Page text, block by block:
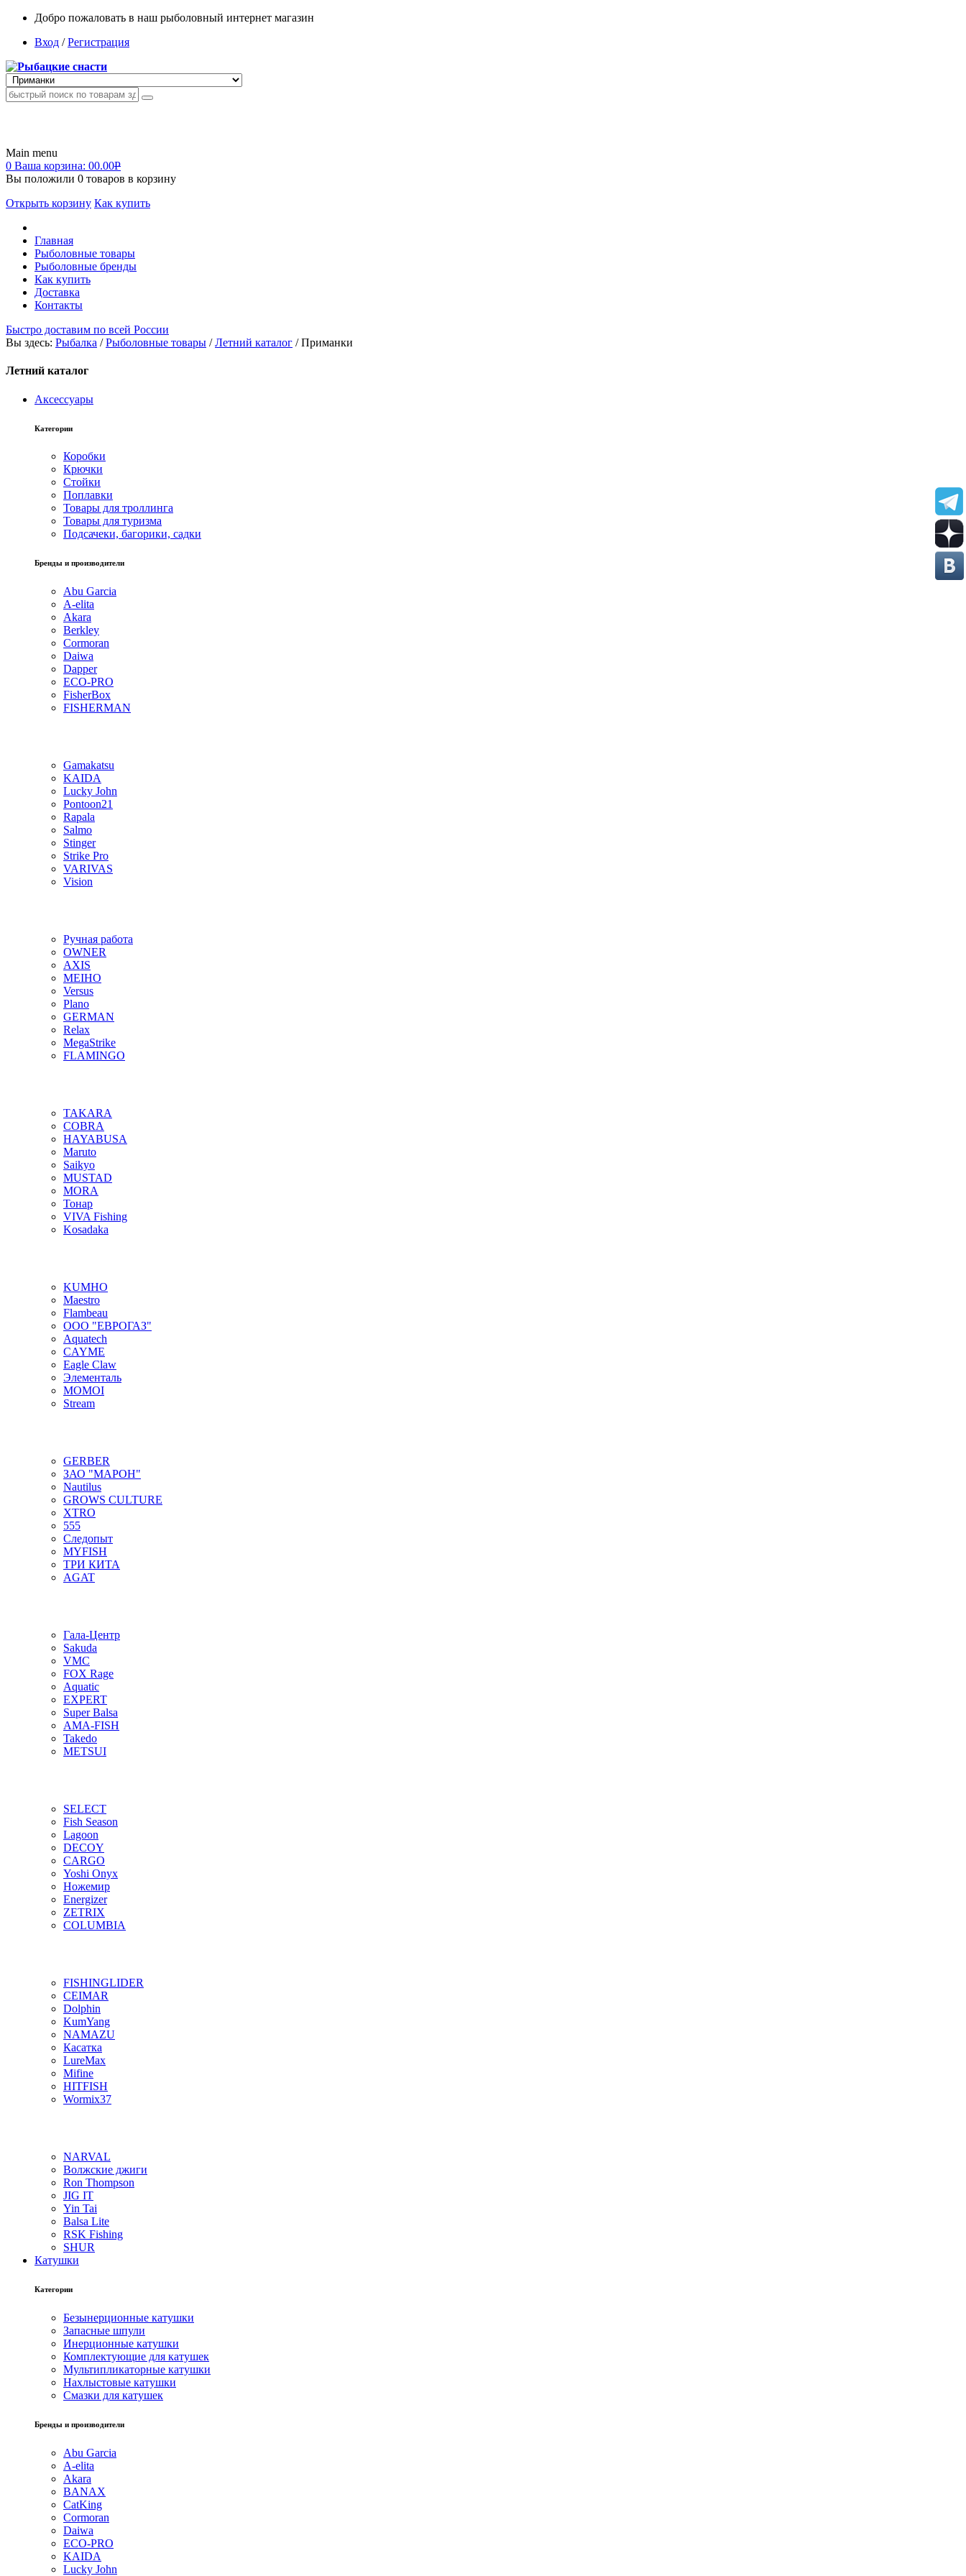
Добро пожаловать в наш рыболовный интернет магазин
Вход /Регистрация
Main menu
0 Ваша корзина: 00.00Р
Вы положили 0 товаров в корзину
Открыть корзину Как купить
Главная
Рыболовные товары
Рыболовные бренды
Как купить
Доставка
Контакты
Быстро доставим по всей России
Вы здесь: Рыбалка /Рыболовные товары /Летний каталог /Приманки
Летний каталог
Аксессуары
Категории
Коробки
Крючки
Стойки
Поплавки
Товары для троллинга
Товары для туризма
Подсачеки, багорики, садки
Бренды и производители
Abu Garcia
A-elita
Akara
Berkley
Cormoran
Daiwa
Dapper
ECO-PRO
FisherBox
FISHERMAN
Gamakatsu
KAIDA
Lucky John
Pontoon21
Rapala
Salmo
Stinger
Strike Pro
VARIVAS
Vision
Ручная работа
OWNER
AXIS
MEIHO
Versus
Plano
GERMAN
Relax
MegaStrike
FLAMINGO
TAKARA
COBRA
HAYABUSA
Maruto
Saikyo
MUSTAD
MORA
Тонар
VIVA Fishing
Kosadaka
KUMHO
Maestro
Flambeau
ООО "ЕВРОГАЗ"
Aquatech
CAYME
Eagle Claw
Элементаль
MOMOI
Stream
GERBER
ЗАО "МАРОН"
Nautilus
GROWS CULTURE
XTRO
555
Следопыт
MYFISH
ТРИ КИТА
AGAT
Гала-Центр
Sakuda
VMC
FOX Rage
Aquatic
EXPERT
Super Balsa
AMA-FISH
Takedo
METSUI
SELECT
Fish Season
Lagoon
DECOY
CARGO
Yoshi Onyx
Ножемир
Energizer
ZETRIX
COLUMBIA
FISHINGLIDER
CEIMAR
Dolphin
KumYang
NAMAZU
Касатка
LureMax
Mifine
HITFISH
Wormix37
NARVAL
Волжские джиги
Ron Thompson
JIG IT
Yin Tai
Balsa Lite
RSK Fishing
SHUR
Катушки
Категории
Безынерционные катушки
Запасные шпули
Инерционные катушки
Комплектующие для катушек
Мультипликаторные катушки
Нахлыстовые катушки
Смазки для катушек
Бренды и производители
Abu Garcia
A-elita
Akara
BANAX
CatKing
Cormoran
Daiwa
ECO-PRO
KAIDA
Lucky John